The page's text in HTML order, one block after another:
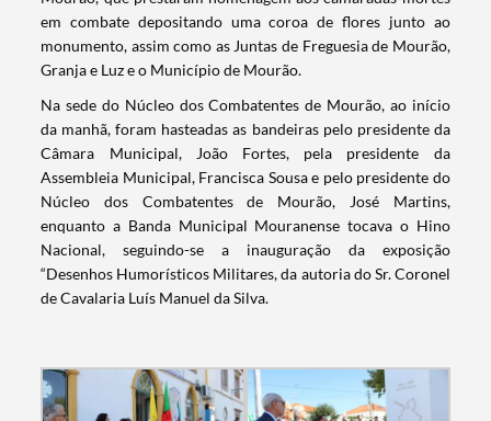
em combate depositando uma coroa de flores junto ao
monumento, assim como as Juntas de Freguesia de Mourão,
Granja e Luz e o Município de Mourão.
Na sede do Núcleo dos Combatentes de Mourão, ao início
da manhã, foram hasteadas as bandeiras pelo presidente da
Câmara Municipal, João Fortes, pela presidente da
Assembleia Municipal, Francisca Sousa e pelo presidente do
Núcleo dos Combatentes de Mourão, José Martins,
enquanto a Banda Municipal Mouranense tocava o Hino
Nacional, seguindo-se a inauguração da exposição
“Desenhos Humorísticos Militares, da autoria do Sr. Coronel
de Cavalaria Luís Manuel da Silva.